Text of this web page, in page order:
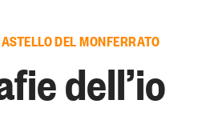
DEL MONFERRATO
dell’io